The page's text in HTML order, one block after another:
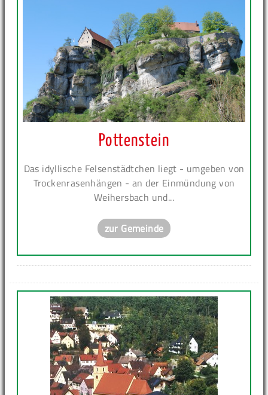
Pottenstein
Das idyllische Felsenstädtchen liegt - umgeben von
Trockenrasenhängen - an der Einmündung von
Weihersbach und...
zur Gemeinde